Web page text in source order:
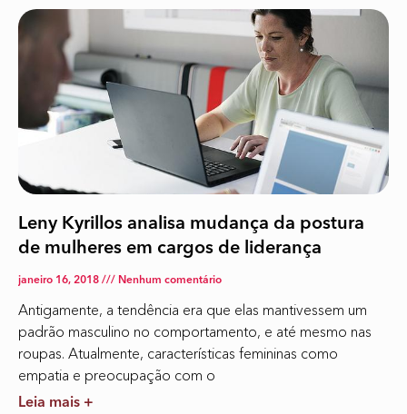
Leny Kyrillos analisa mudança da postura
de mulheres em cargos de liderança
janeiro 16, 2018 Nenhum comentário
Antigamente, a tendência era que elas mantivessem um
padrão masculino no comportamento, e até mesmo nas
roupas. Atualmente, características femininas como
empatia e preocupação com o
Leia mais +